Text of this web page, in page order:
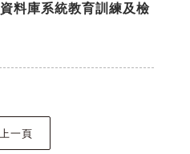
料庫系統教育訓練及檢